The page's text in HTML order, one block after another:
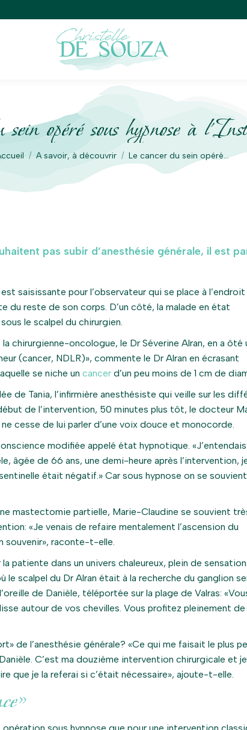
opéré sous hypnose à
êtes ici :A savoir, à découvrir Le cancer du sein opéré…
pas subir d’anesthésie générale, il est
saisissante pour l’observateur qui se place à l’endroit
reste de son corps. D’un côté, la malade en état
le scalpel du chirurgien.
oncologue, le Dr Séverine Alran, en a ôté
(cancer, NDLR)», commente le Dr Alran en écrasant
se niche un cancer d’un peu moins de 1 cm de
de Tania, l’infirmière anesthésiste qui veille sur les
de l’intervention, 50 minutes plus tôt, le docteur
cesse de lui parler d’une voix douce et monocorde.
modifiée appelé état hypnotique.
âgée de 66 ans, une demi-heure après l’intervention,
était négatif.» Car sous hypnose on se
mastectomie partielle, Marie-Claudine se souvient
«Je venais de refaire mentalement l’ascension du
souvenir», raconte-t-elle.
patiente dans un univers chaleureux, plein de
le scalpel du Dr Alran était à la recherche du ganglion
de Danièle, téléportée sur la plage de Valras:
autour de vos chevilles. Vous profitez pleinement
de l’anesthésie générale? «Ce qui me faisait le plus
C’est ma douzième intervention chirurgicale et je
que je la referai si c’était nécessaire», ajoute-t-elle.